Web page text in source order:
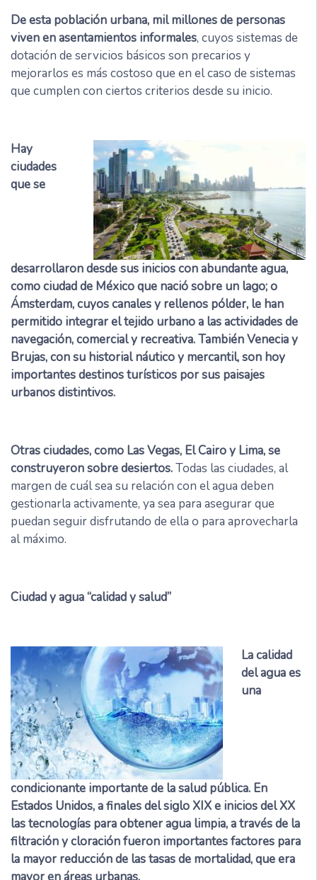
De esta población urbana, mil millones de personas
viven en asentamientos informales, cuyos sistemas de
dotación de servicios básicos son precarios y
mejorarlos es más costoso que en el caso de sistemas
que cumplen con ciertos criterios desde su inicio.
Hay
ciudades
que se
desarrollaron desde sus inicios con abundante agua,
como ciudad de México que nació sobre un lago; o
Ámsterdam, cuyos canales y rellenos pólder, le han
permitido integrar el tejido urbano a las actividades de
navegación, comercial y recreativa. También Venecia y
Brujas, con su historial náutico y mercantil, son hoy
importantes destinos turísticos por sus paisajes
urbanos distintivos.
Otras ciudades, como Las Vegas, El Cairo y Lima, se
construyeron sobre desiertos.Todas las ciudades, al
margen de cuál sea su relación con el agua deben
gestionarla activamente, ya sea para asegurar que
puedan seguir disfrutando de ella o para aprovecharla
al máximo.
Ciudad y agua “calidad y salud”
La calidad
del agua es
una
condicionante importante de la salud pública. En
Estados Unidos, a finales del siglo XIX e inicios del XX
las tecnologías para obtener agua limpia, a través de la
filtración y cloración fueron importantes factores para
la mayor reducción de las tasas de mortalidad, que era
mayor en áreas urbanas.